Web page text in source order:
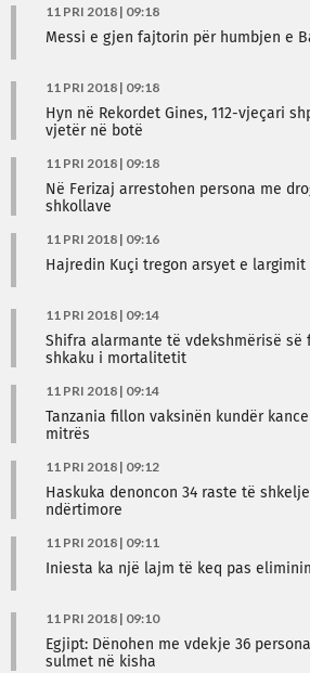
11 PRI 2018 | 09:18
Messi e gjen fajtorin për humbjen e
11 PRI 2018 | 09:18
Hyn në Rekordet Gines, 112-vjeçari
vjetër në botë
11 PRI 2018 | 09:18
Në Ferizaj arrestohen persona me
shkollave
11 PRI 2018 | 09:16
Hajredin Kuçi tregon arsyet e
11 PRI 2018 | 09:14
Shifra alarmante të vdekshmërisë së
shkaku i mortalitetit
11 PRI 2018 | 09:14
Tanzania fillon vaksinën kundër
mitrës
11 PRI 2018 | 09:12
Haskuka denoncon 34 raste të
ndërtimore
11 PRI 2018 | 09:11
Iniesta ka një lajm të keq pas
11 PRI 2018 | 09:10
Egjipt: Dënohen me vdekje 36
sulmet në kisha